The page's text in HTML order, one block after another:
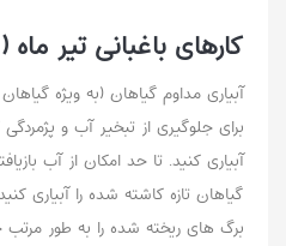
کارهای باغبانی تیر
آبیاری مداوم گیاهان (به ویژه
برای جلوگیری از تبخیر آب و
آبیاری کنید. تا حد امکان از آب
گیاهان تازه کاشته شده را آبیاری
برگ های ریخته شده را به طور مرتب